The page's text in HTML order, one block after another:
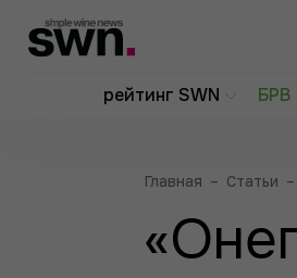
рейтинг SWN БРВ
Главная – Статьи –